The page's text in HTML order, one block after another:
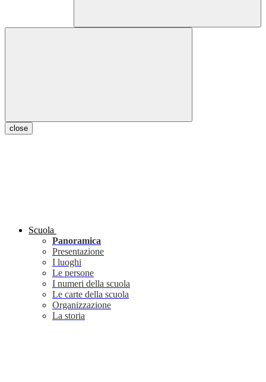
close
Scuola
Panoramica
Presentazione
I luoghi
Le persone
I numeri della scuola
Le carte della scuola
Organizzazione
La storia